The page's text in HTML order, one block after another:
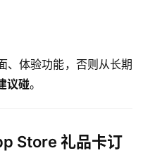
、体验功能，否则从长期
议碰。
Store 礼品卡订